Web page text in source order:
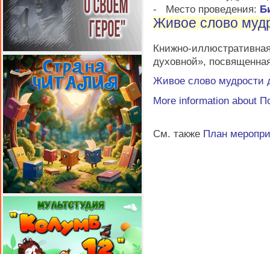
-
Место проведения:
Живое слово
Книжно-
духовной»,
Живое слово мудрости
More information about
См. также План